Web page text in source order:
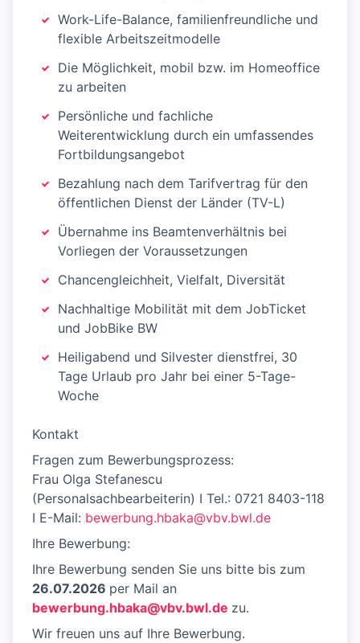
Work-Life-Balance, familienfreundliche und
flexible Arbeitszeitmodelle
Die Möglichkeit, mobil bzw. im Homeoffice
zu arbeiten
Persönliche und fachliche
Weiterentwicklung durch ein umfassendes
Fortbildungsangebot
Bezahlung nach dem Tarifvertrag für den
öffentlichen Dienst der Länder (TV-L)
Übernahme ins Beamtenverhältnis bei
Vorliegen der Voraussetzungen
Chancengleichheit, Vielfalt, Diversität
Nachhaltige Mobilität mit dem JobTicket
und JobBike BW
Heiligabend und Silvester dienstfrei, 30
Tage Urlaub pro Jahr bei einer 5-Tage-
Woche
Kontakt
Fragen zum Bewerbungsprozess:
Frau Olga Stefanescu
(Personalsachbearbeiterin) I Tel.: 0721 8403-118
I E-Mail: bewerbung.hbaka@vbv.bwl.de
Ihre Bewerbung:
Ihre Bewerbung senden Sie uns bitte bis zum
26.07.2026 per Mail an
bewerbung.hbaka@vbv.bwl.de zu.
Wir freuen uns auf Ihre Bewerbung.